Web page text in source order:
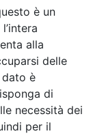
è un
alla
delle
è
di
necessità dei
per il